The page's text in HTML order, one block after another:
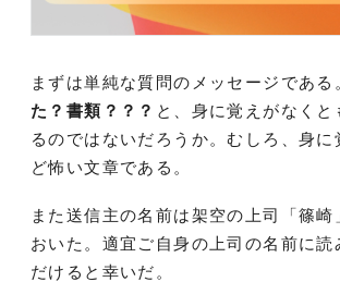
まずは単純な質問のメッセージである
た？書類？？？ と、身に覚えがなくと
るのではないだろうか。むしろ、身に
ど怖い文章である。
また送信主の名前は架空の上司「篠崎
おいた。適宜ご自身の上司の名前に読
だけると幸いだ。